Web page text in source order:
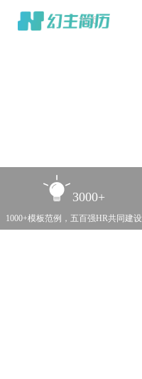
首页
3000+
1000+模板范例，五百强HR共同建设